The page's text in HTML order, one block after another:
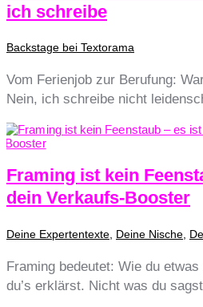
ich schreibe
Backstage bei Textorama
Vom Ferienjob zur Berufung:
Nein, ich schreibe nicht
Framing ist kein
dein Verkaufs-Booster
Deine Expertentexte Deine Nische
Framing bedeutet: Wie du
du’s erklärst. Nicht was du